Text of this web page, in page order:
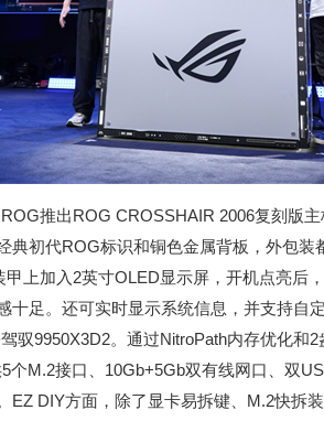
推出ROG CROSSHAIR 2006复刻版
典初代ROG标识和铜色金属背板，外包
上加入2英寸OLED显示屏，开机点亮后
十足。还可实时显示系统信息，并支持自
驭9950X3D2。通过NitroPath内存优化和
个M.2接口、10Gb+5Gb双有线网口、双
EZ DIY方面，除了显卡易拆键、M.2快拆